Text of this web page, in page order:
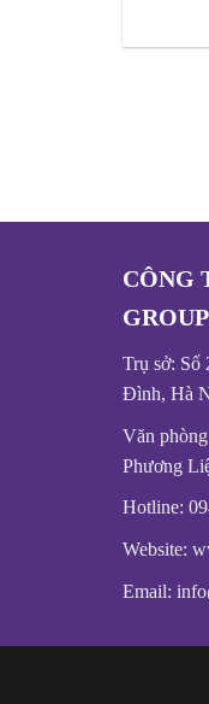
CÔNG
GROUP
Trụ sở: Số
Đình, Hà
Văn
Phương
Hotline:
Website:
Email: